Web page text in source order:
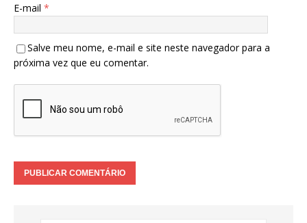
E-mail *
Salve meu nome, e-mail e site neste navegador para a
próxima vez que eu comentar.